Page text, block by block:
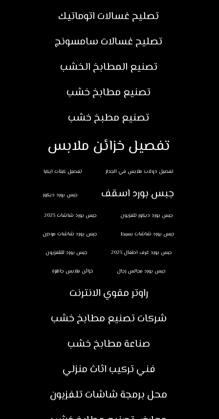
تصليح غسالات اتوماتيك
تصليح غسالات سامسونج
تصنيع المطابخ الخشب
تصنيع مطابخ خشب
تصنيع مطبخ خشب
تفصيل خزائن ملابس
تفصيل دولاب ملابس في الجدار تفصيل كبتات ايكيا
جبس بورد اسقف جبس بورد ديكور
جبس بورد ديكور تلفزيون جبس بورد شاشات 2023
جبس بورد شاشات بسيط جبس بورد شاشات مودرن
جبس بورد غرف اطفال 2023 جبس بورد للتلفزيون
جبس بورد مجالس رجال خزائن ملابس جاهزة
راوتر مقوي الانترنت
شركات تصنيع مطابخ خشب
صناعة مطابخ خشب
فني تركيب اثاث منزلي
محل برمجة شاشات تلفزيون